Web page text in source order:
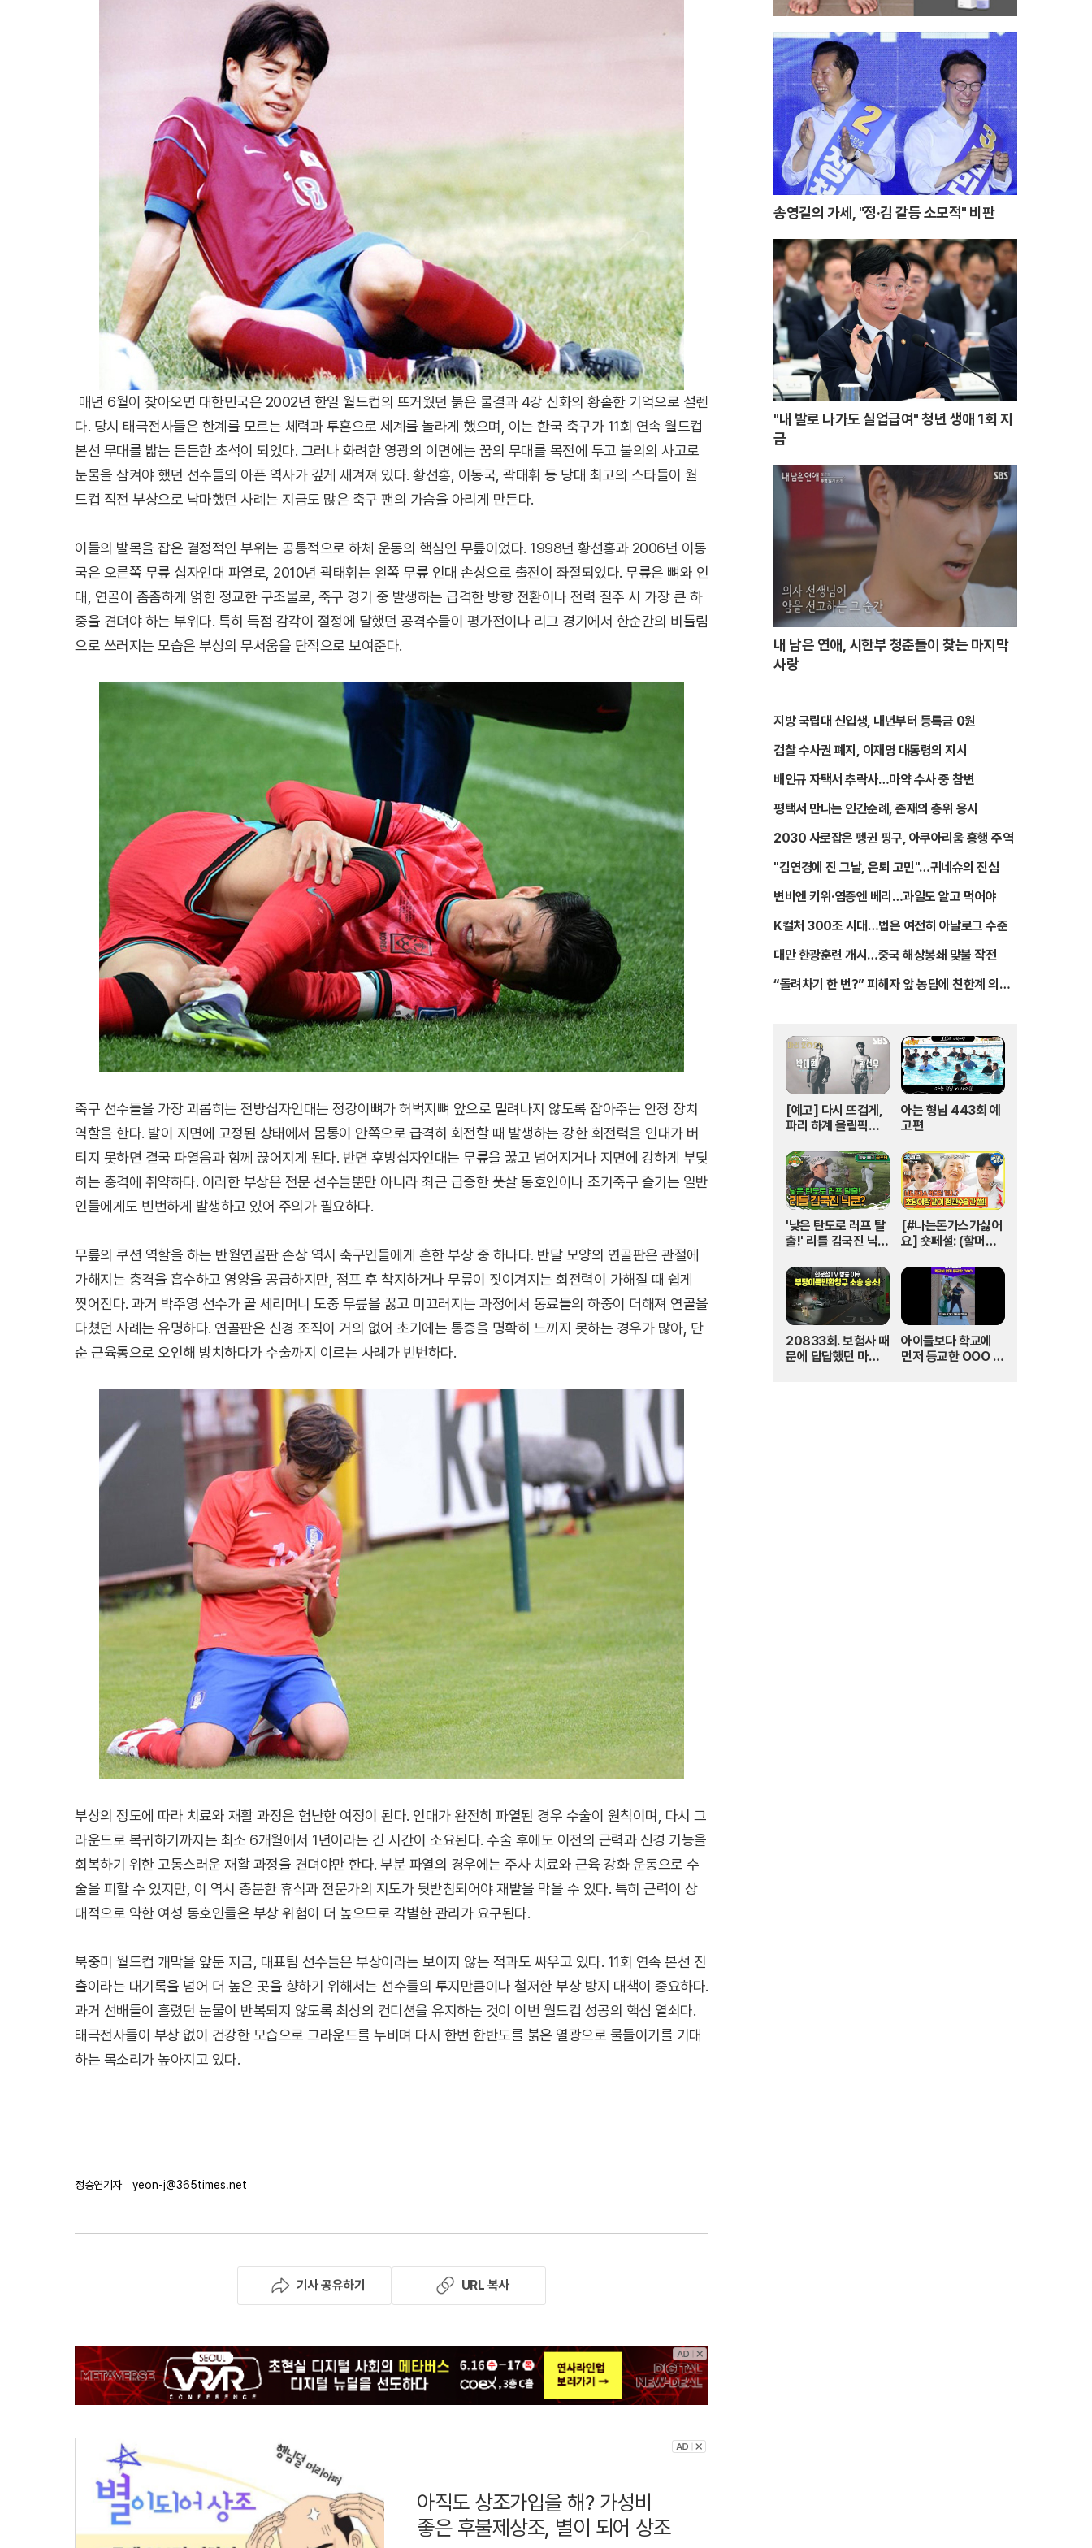
매년 6월이 찾아오면 대한민국은 2002년 한일 월드컵의 뜨거웠던 붉은 물결과 4강 신화의 황홀한 기억으로 설렌
다. 당시 태극전사들은 한계를 모르는 체력과 투혼으로 세계를 놀라게 했으며, 이는 한국 축구가 11회 연속 월드컵
본선 무대를 밟는 든든한 초석이 되었다. 그러나 화려한 영광의 이면에는 꿈의 무대를 목전에 두고 불의의 사고로
눈물을 삼켜야 했던 선수들의 아픈 역사가 깊게 새겨져 있다. 황선홍, 이동국, 곽태휘 등 당대 최고의 스타들이 월
드컵 직전 부상으로 낙마했던 사례는 지금도 많은 축구 팬의 가슴을 아리게 만든다.
이들의 발목을 잡은 결정적인 부위는 공통적으로 하체 운동의 핵심인 무릎이었다. 1998년 황선홍과 2006년 이동
국은 오른쪽 무릎 십자인대 파열로, 2010년 곽태휘는 왼쪽 무릎 인대 손상으로 출전이 좌절되었다. 무릎은 뼈와 인
대, 연골이 촘촘하게 얽힌 정교한 구조물로, 축구 경기 중 발생하는 급격한 방향 전환이나 전력 질주 시 가장 큰 하
중을 견뎌야 하는 부위다. 특히 득점 감각이 절정에 달했던 공격수들이 평가전이나 리그 경기에서 한순간의 비틀림
으로 쓰러지는 모습은 부상의 무서움을 단적으로 보여준다.
축구 선수들을 가장 괴롭히는 전방십자인대는 정강이뼈가 허벅지뼈 앞으로 밀려나지 않도록 잡아주는 안정 장치
역할을 한다. 발이 지면에 고정된 상태에서 몸통이 안쪽으로 급격히 회전할 때 발생하는 강한 회전력을 인대가 버
티지 못하면 결국 파열음과 함께 끊어지게 된다. 반면 후방십자인대는 무릎을 꿇고 넘어지거나 지면에 강하게 부딪
히는 충격에 취약하다. 이러한 부상은 전문 선수들뿐만 아니라 최근 급증한 풋살 동호인이나 조기축구 즐기는 일반
인들에게도 빈번하게 발생하고 있어 주의가 필요하다.
무릎의 쿠션 역할을 하는 반월연골판 손상 역시 축구인들에게 흔한 부상 중 하나다. 반달 모양의 연골판은 관절에
가해지는 충격을 흡수하고 영양을 공급하지만, 점프 후 착지하거나 무릎이 짓이겨지는 회전력이 가해질 때 쉽게
찢어진다. 과거 박주영 선수가 골 세리머니 도중 무릎을 꿇고 미끄러지는 과정에서 동료들의 하중이 더해져 연골을
다쳤던 사례는 유명하다. 연골판은 신경 조직이 거의 없어 초기에는 통증을 명확히 느끼지 못하는 경우가 많아, 단
순 근육통으로 오인해 방치하다가 수술까지 이르는 사례가 빈번하다.
부상의 정도에 따라 치료와 재활 과정은 험난한 여정이 된다. 인대가 완전히 파열된 경우 수술이 원칙이며, 다시 그
라운드로 복귀하기까지는 최소 6개월에서 1년이라는 긴 시간이 소요된다. 수술 후에도 이전의 근력과 신경 기능을
회복하기 위한 고통스러운 재활 과정을 견뎌야만 한다. 부분 파열의 경우에는 주사 치료와 근육 강화 운동으로 수
술을 피할 수 있지만, 이 역시 충분한 휴식과 전문가의 지도가 뒷받침되어야 재발을 막을 수 있다. 특히 근력이 상
대적으로 약한 여성 동호인들은 부상 위험이 더 높으므로 각별한 관리가 요구된다.
북중미 월드컵 개막을 앞둔 지금, 대표팀 선수들은 부상이라는 보이지 않는 적과도 싸우고 있다. 11회 연속 본선 진
출이라는 대기록을 넘어 더 높은 곳을 향하기 위해서는 선수들의 투지만큼이나 철저한 부상 방지 대책이 중요하다.
과거 선배들이 흘렸던 눈물이 반복되지 않도록 최상의 컨디션을 유지하는 것이 이번 월드컵 성공의 핵심 열쇠다.
태극전사들이 부상 없이 건강한 모습으로 그라운드를 누비며 다시 한번 한반도를 붉은 열광으로 물들이기를 기대
하는 목소리가 높아지고 있다.
정승연기자 yeon-j@365times.net
기사 공유하기 URL 복사
아직도 상조가입을 해? 가성비
좋은 후불제상조, 별이 되어 상조
송영길의 가세, "정·김 갈등 소모적" 비판
"내 발로 나가도 실업급여" 청년 생애 1회 지
급
내 남은 연애, 시한부 청춘들이 찾는 마지막
사랑
지방 국립대 신입생, 내년부터 등록금 0원
검찰 수사권 폐지, 이재명 대통령의 지시
배인규 자택서 추락사…마약 수사 중 참변
평택서 만나는 인간순례, 존재의 층위 응시
2030 사로잡은 펭귄 핑구, 아쿠아리움 흥행 주역
"김연경에 진 그날, 은퇴 고민"…귀네슈의 진심
변비엔 키위·염증엔 베리…과일도 알고 먹어야
K컬처 300조 시대…법은 여전히 아날로그 수준
대만 한광훈련 개시…중국 해상봉쇄 맞불 작전
“돌려차기 한 번?” 피해자 앞 농담에 친한계 의원
[예고] 다시 뜨겁게,
파리 하계 올림픽은
4 | SBS
아는 형님 443회 예
고편
'낮은 탄도로 러프 탈
출!' 리틀 김국진 닉
어 EP.9-2
[#나는돈가스가싫어
요] 숏페셜: (할머니)
~!! 눈빛만 봐도 알 수
있자나 너 내 도도동
지가 돼랏!🌶️😭 #Th
ePorkCutlet MB
C240706방송
20833회. 보험사 때
문에 답답했던 마음,
아이들보다 학교에
먼저 등교한 OOO #